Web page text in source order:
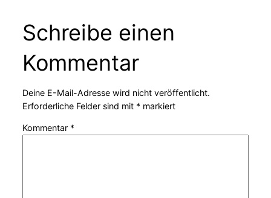
Schreibe einen
Kommentar
Deine E-Mail-Adresse wird nicht veröffentlicht.
Erforderliche Felder sind mit *markiert
Kommentar *